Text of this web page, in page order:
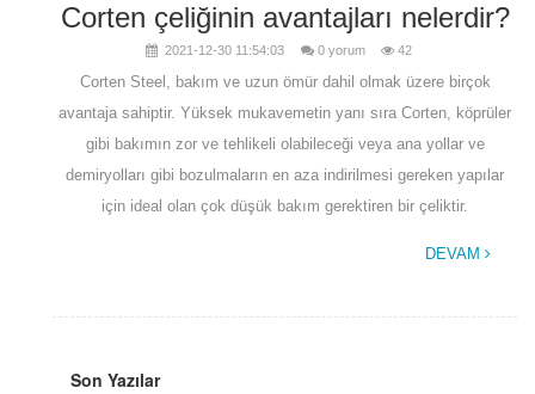
Corten çeliğinin avantajları nelerdir?
2021-12-30 11:54:03 0 yorum 42
Corten Steel, bakım ve uzun ömür dahil olmak üzere birçok
avantaja sahiptir. Yüksek mukavemetin yanı sıra Corten, köprüler
gibi bakımın zor ve tehlikeli olabileceği veya ana yollar ve
demiryolları gibi bozulmaların en aza indirilmesi gereken yapılar
için ideal olan çok düşük bakım gerektiren bir çeliktir.
DEVAM
Son Yazılar